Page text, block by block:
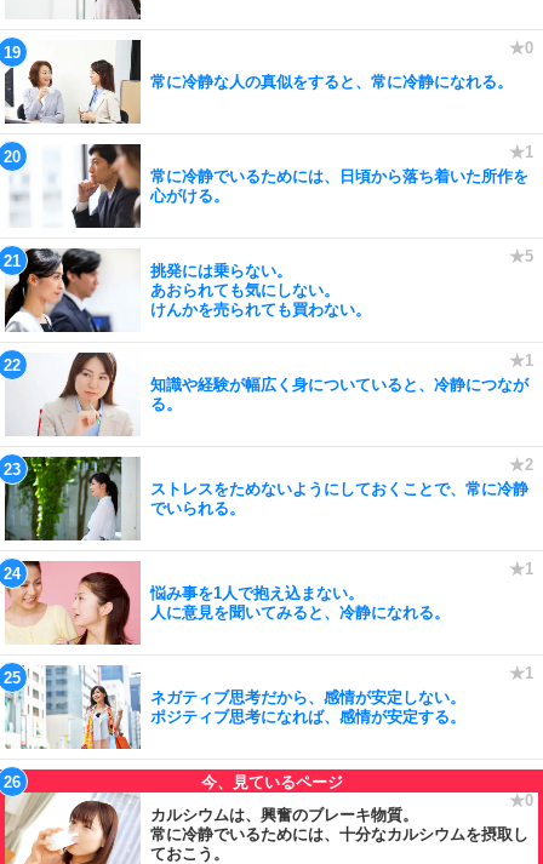
常に冷静な人の真似をすると、常に冷静になれる。
常に冷静でいるためには、日頃から落ち着いた所作を
心がける。
挑発には乗らない。
あおられても気にしない。
けんかを売られても買わない。
知識や経験が幅広く身についていると、冷静につなが
る。
ストレスをためないようにしておくことで、常に冷静
でいられる。
悩み事を1人で抱え込まない。
人に意見を聞いてみると、冷静になれる。
ネガティブ思考だから、感情が安定しない。
ポジティブ思考になれば、感情が安定する。
カルシウムは、興奮のブレーキ物質。
常に冷静でいるためには、十分なカルシウムを摂取し
ておこう。